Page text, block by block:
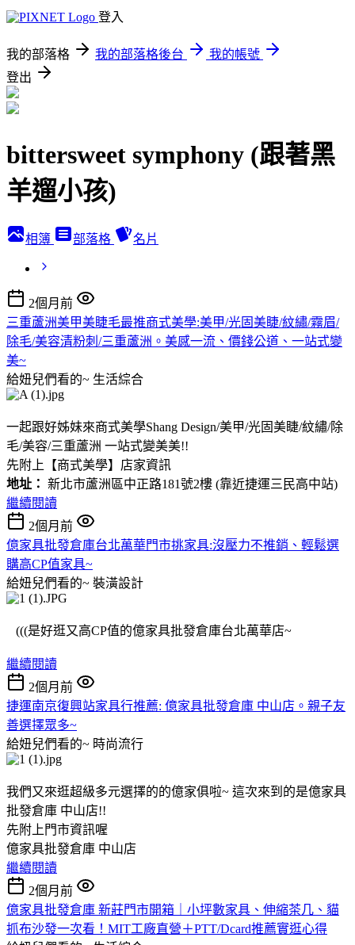
登入
我的部落格 我的部落格後台
我的帳號
登出
bittersweet symphony (跟著黑
羊遛小孩)
相簿 部落格 名片
2個月前
三重蘆洲美甲美睫毛最推商式美學:美甲/光固美睫/紋繡/霧眉/
除毛/美容清粉刺/三重蘆洲。美感一流、價錢公道、一站式變
美~
給妞兒們看的~ 生活綜合
一起跟好姊妹來商式美學Shang Design/美甲/光固美睫/紋繡/除
毛/美容/三重蘆洲 一站式變美美!!
先附上【商式美學】店家資訊
地址： 新北市蘆洲區中正路181號2樓 (靠近捷運三民高中站)
繼續閱讀
2個月前
億家具批發倉庫台北萬華門市挑家具:沒壓力不推銷、輕鬆選
購高CP值家具~
給妞兒們看的~ 裝潢設計
(((是好逛又高CP值的億家具批發倉庫台北萬華店~
繼續閱讀
2個月前
捷運南京復興站家具行推薦: 億家具批發倉庫 中山店。親子友
善選擇眾多~
給妞兒們看的~ 時尚流行
我們又來逛超級多元選擇的的億家俱啦~ 這次來到的是億家具
批發倉庫 中山店!!
先附上門市資訊喔
億家具批發倉庫 中山店
繼續閱讀
2個月前
億家具批發倉庫 新莊門市開箱｜小坪數家具、伸縮茶几、貓
抓布沙發一次看！MIT工廠直營＋PTT/Dcard推薦實逛心得